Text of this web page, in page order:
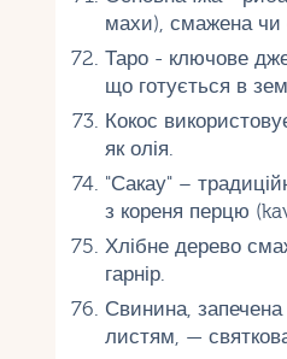
махи), смажена чи
Таро - ключове
що готується в
Кокос
як олія.
"Сакау" –
з кореня перцю
Хлібне дерево
гарнір.
Свинина,
листям, —